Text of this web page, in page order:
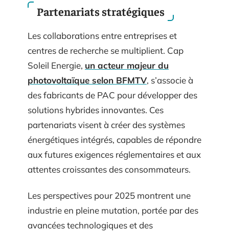
Partenariats stratégiques
Les collaborations entre entreprises et
centres de recherche se multiplient. Cap
Soleil Energie, un acteur majeur du
photovoltaïque selon BFMTV, s’associe à
des fabricants de PAC pour développer des
solutions hybrides innovantes. Ces
partenariats visent à créer des systèmes
énergétiques intégrés, capables de répondre
aux futures exigences réglementaires et aux
attentes croissantes des consommateurs.
Les perspectives pour 2025 montrent une
industrie en pleine mutation, portée par des
avancées technologiques et des